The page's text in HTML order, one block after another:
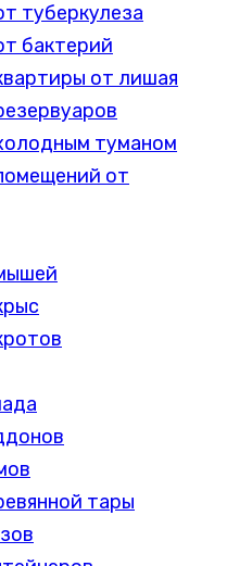
туберкулеза
бактерий
от лишая
туманом
от
тары